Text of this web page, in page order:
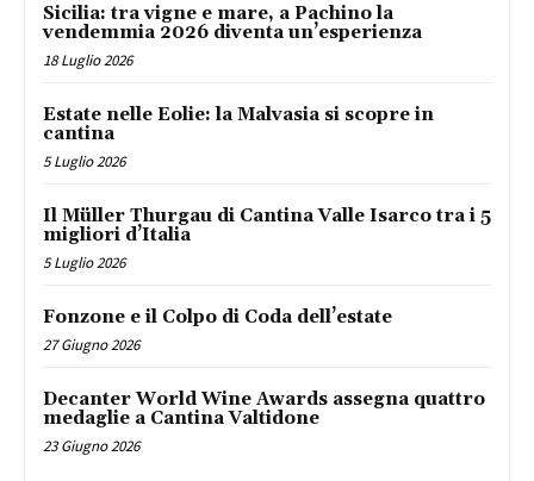
Sicilia: tra vigne e mare, a Pachino la
vendemmia 2026 diventa un’esperienza
18 Luglio 2026
Estate nelle Eolie: la Malvasia si scopre in
cantina
5 Luglio 2026
Il Müller Thurgau di Cantina Valle Isarco tra i 5
migliori d’Italia
5 Luglio 2026
Fonzone e il Colpo di Coda dell’estate
27 Giugno 2026
Decanter World Wine Awards assegna quattro
medaglie a Cantina Valtidone
23 Giugno 2026